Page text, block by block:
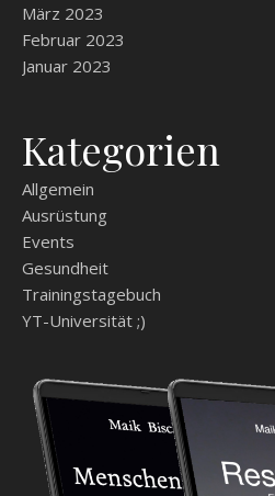
März 2023
Februar 2023
Januar 2023
Kategorien
Allgemein
Ausrüstung
Events
Gesundheit
Trainingstagebuch
YT-Universität ;)